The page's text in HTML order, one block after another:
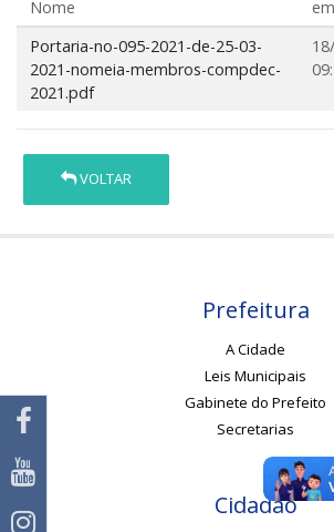
Nome
em
Portaria-no-095-2021-de-25-03-
2021-nomeia-membros-compdec-
2021.pdf
VOLTAR
Prefeitura
A Cidade
Leis Municipais
Gabinete do Prefeito
Secretarias
Cidadão